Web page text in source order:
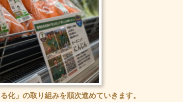
化」の取り組みを順次進めていきます。